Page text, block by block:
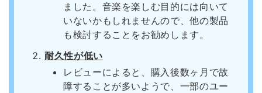
ました。音楽を楽しむ目的には向いて
いないかもしれませんので、他の製品
も検討することをお勧めします。
耐久性が低い
レビューによると、購入後数ヶ月で故
障することが多いようで、一部のユー